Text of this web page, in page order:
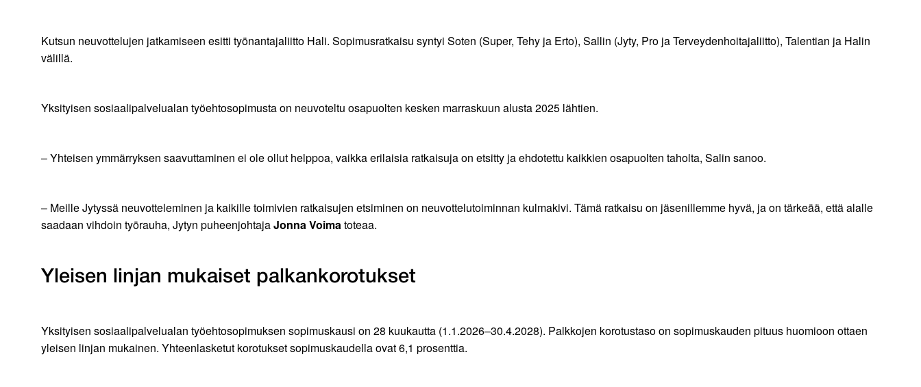
Kutsun neuvottelujen jatkamiseen esitti työnantajaliitto Hali. Sopimusratkaisu syntyi Soten (Super, Tehy ja Erto), Sallin (Jyty, Pro ja Terveydenhoitajaliitto), Talentian ja Halin
välillä.
Yksityisen sosiaalipalvelualan työehtosopimusta on neuvoteltu osapuolten kesken marraskuun alusta 2025 lähtien.
– Yhteisen ymmärryksen saavuttaminen ei ole ollut helppoa, vaikka erilaisia ratkaisuja on etsitty ja ehdotettu kaikkien osapuolten taholta, Salin sanoo.
– Meille Jytyssä neuvotteleminen ja kaikille toimivien ratkaisujen etsiminen on neuvottelutoiminnan kulmakivi. Tämä ratkaisu on jäsenillemme hyvä, ja on tärkeää, että alalle
saadaan vihdoin työrauha, Jytyn puheenjohtajaJonna Voimatoteaa.
Yleisen linjan mukaiset palkankorotukset
Yksityisen sosiaalipalvelualan työehtosopimuksen sopimuskausi on 28 kuukautta (1.1.2026–30.4.2028). Palkkojen korotustaso on sopimuskauden pituus huomioon ottaen
yleisen linjan mukainen. Yhteenlasketut korotukset sopimuskaudella ovat 6,1 prosenttia.